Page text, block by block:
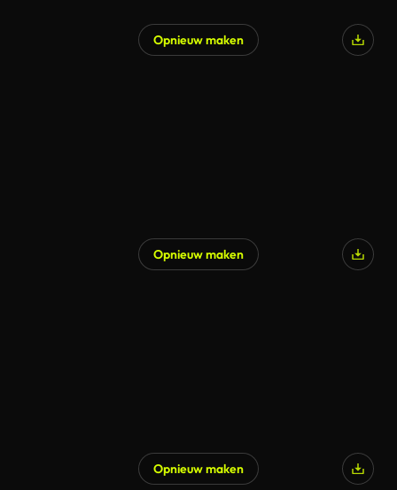
Opnieuw maken
Opnieuw maken
Opnieuw maken